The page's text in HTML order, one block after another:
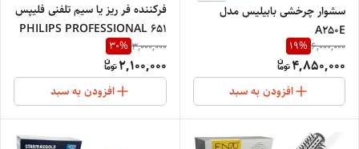
سشوار چرخشی بابیلیس مدل
A250E
6,000,000
19%
4,850,000
افزودن به سبد
فرکننده فر ریز یا سیم تلفنی فلیپس
PHILIPS PROFESSIONAL 651
3,000,000
30%
2,100,000
افزودن به سبد